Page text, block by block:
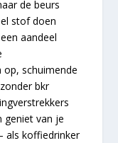
de beurs
stof doen
aandeel
schuimende
bkr
geniet van je
als koffiedrinker